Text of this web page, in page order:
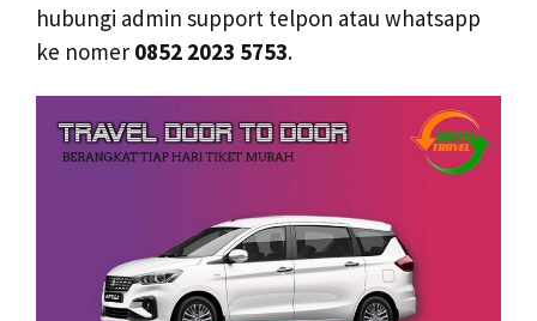
hubungi admin support telpon atau whatsapp
ke nomer 0852 2023 5753.